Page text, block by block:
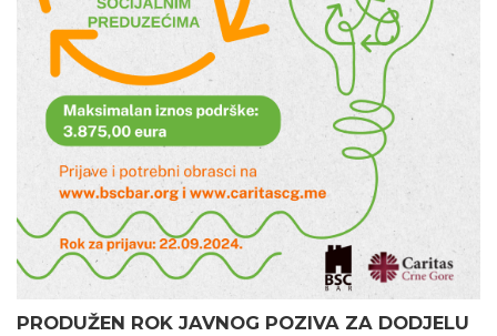
PRODUŽEN ROK JAVNOG POZIVA ZA DODJELU